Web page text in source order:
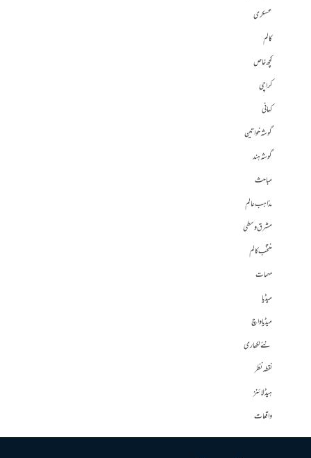
عسکری
کالم
کچھ خاص
کراچی
کہانی
گوشہ خواتین
گوشہ ہند
مباحث
مذاہب عالم
مشرق وسطی
منتخب کالم
مہمات
میڈیا
میڈیا واچ
نئے لکھاری
نقطہ نظر
ہیڈلائنز
واقعات